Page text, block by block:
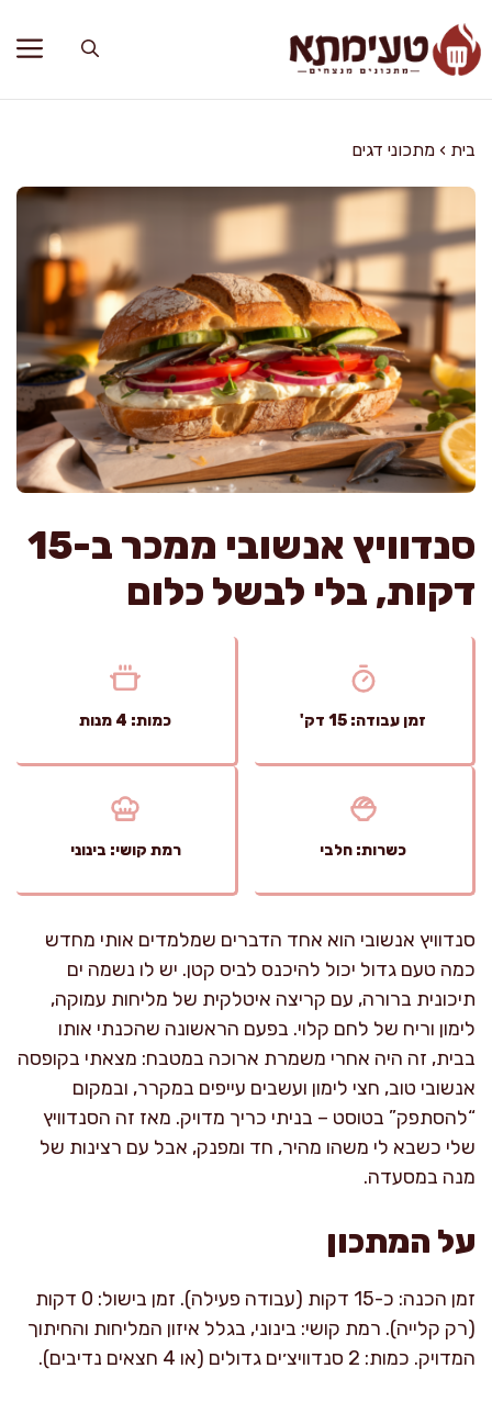
לתוכן
בית › מתכוני דגים
סנדוויץ אנשובי ממכר ב-15
דקות, בלי לבשל כלום
זמן עבודה: 15 דק' כמות: 4 מנות
כשרות: חלבי רמת קושי: בינוני
סנדוויץ אנשובי הוא אחד הדברים שמלמדים אותי מחדש
כמה טעם גדול יכול להיכנס לביס קטן. יש לו נשמה ים
תיכונית ברורה, עם קריצה איטלקית של מליחות עמוקה,
לימון וריח של לחם קלוי. בפעם הראשונה שהכנתי אותו
בבית, זה היה אחרי משמרת ארוכה במטבח: מצאתי בקופסה
אנשובי טוב, חצי לימון ועשבים עייפים במקרר, ובמקום
“להסתפק” בטוסט – בניתי כריך מדויק. מאז זה הסנדוויץ
שלי כשבא לי משהו מהיר, חד ומפנק, אבל עם רצינות של
מנה במסעדה.
על המתכון
זמן הכנה: כ-15 דקות (עבודה פעילה). זמן בישול: 0 דקות
(רק קלייה). רמת קושי: בינוני, בגלל איזון המליחות והחיתוך
המדויק. כמות: 2 סנדוויצ׳ים גדולים (או 4 חצאים נדיבים).